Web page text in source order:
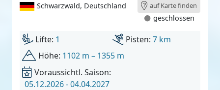
Schwarzwald, Deutschland auf Karte finden
geschlossen
Lifte: 1 Pisten: 7 km
Höhe: 1102 m – 1355 m
Voraussichtl. Saison:
05.12.2026 - 04.04.2027